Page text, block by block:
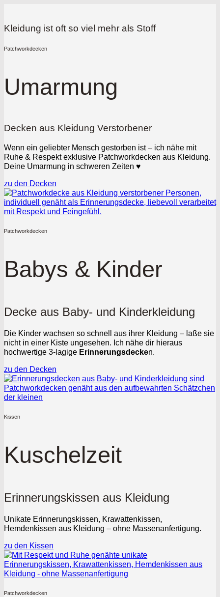
Kleidung ist oft so viel mehr als Stoff
Patchworkdecken
Umarmung
Decken aus Kleidung Verstorbener
Wenn ein geliebter Mensch gestorben ist – ich nähe mit
Ruhe & Respekt exklusive Patchworkdecken aus Kleidung.
Deine Umarmung in schweren Zeiten ♥
zu den Decken
Patchworkdecken
Babys & Kinder
Decke aus Baby- und Kinderkleidung
Die Kinder wachsen so schnell aus ihrer Kleidung – laße sie
nicht in einer Kiste ungesehen. Ich nähe dir hieraus
hochwertige 3-lagige Erinnerungsdecken.
zu den Decken
Kissen
Kuschelzeit
Erinnerungskissen aus Kleidung
Unikate Erinnerungskissen, Krawattenkissen,
Hemdenkissen aus Kleidung – ohne Massenanfertigung.
zu den Kissen
Patchworkdecken